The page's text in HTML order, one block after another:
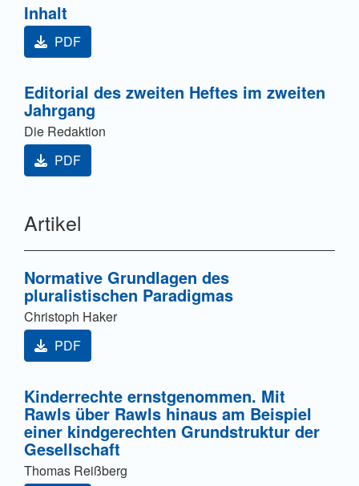
Inhalt
PDF
Editorial des zweiten Heftes im zweiten
Jahrgang
Die Redaktion
PDF
Artikel
Normative Grundlagen des
pluralistischen Paradigmas
Christoph Haker
PDF
Kinderrechte ernstgenommen. Mit
Rawls über Rawls hinaus am Beispiel
einer kindgerechten Grundstruktur der
Gesellschaft
Thomas Reißberg